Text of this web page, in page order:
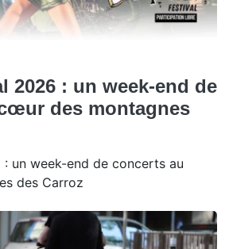
2026 : un week-end de
des montagnes
: un week-end de concerts au
des Carroz